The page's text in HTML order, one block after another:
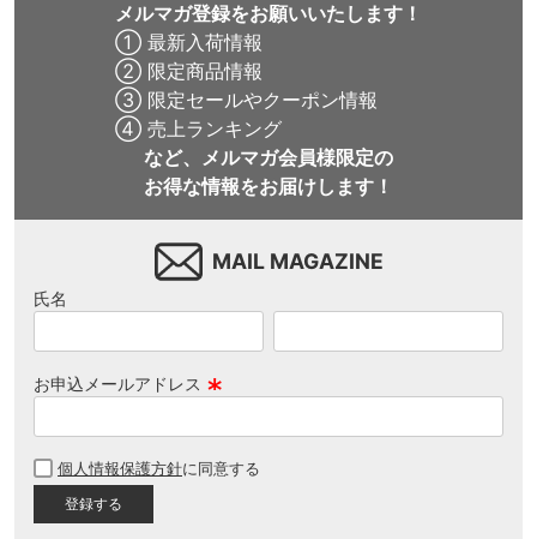
メルマガ登録をお願いいたします！
① 最新入荷情報
② 限定商品情報
③ 限定セールやクーポン情報
④ 売上ランキング
など、メルマガ会員様限定の
お得な情報をお届けします！
MAIL MAGAZINE
氏名
お申込メールアドレス
須
個人情報保護方針に同意する